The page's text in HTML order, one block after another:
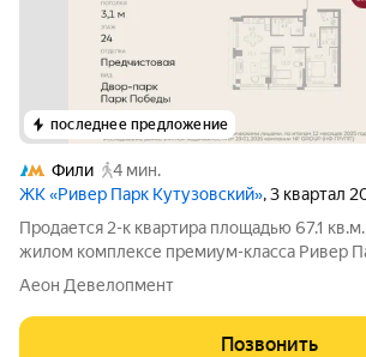
последнее предложение
Фили
4 мин.
ЖК «Ривер Парк Кутузовский», 3 квартал
Продается 2-к квартира площадью 67.1
жилом комплексе премиум-класса Ривер
Башне Бриллиант Премиальный жилой
Кутузовский строится в одном из самых
столицы Дорогомилово, на
Аеон Девелопмент
Позвонить